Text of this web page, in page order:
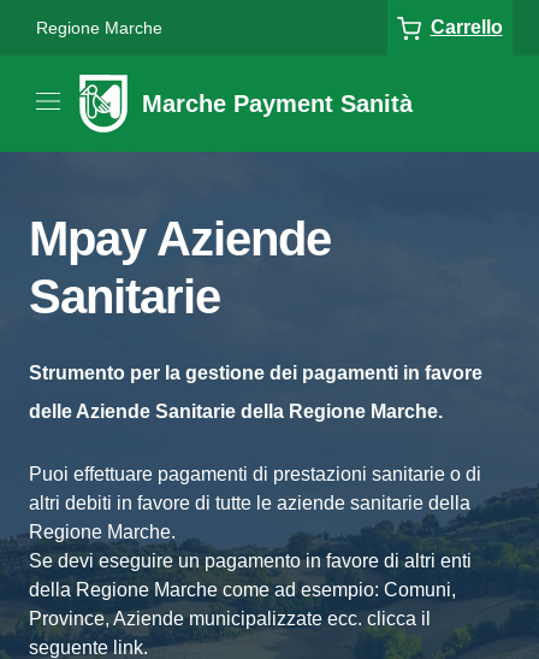
Regione Marche Carrello
Marche Payment Sanità
Mpay Aziende
Sanitarie
Strumento per la gestione dei pagamenti in favore
delle Aziende Sanitarie della Regione Marche.
Puoi effettuare pagamenti di prestazioni sanitarie o di
altri debiti in favore di tutte le aziende sanitarie della
Regione Marche.
Se devi eseguire un pagamento in favore di altri enti
della Regione Marche come ad esempio: Comuni,
Province, Aziende municipalizzate ecc. clicca il
seguente link.